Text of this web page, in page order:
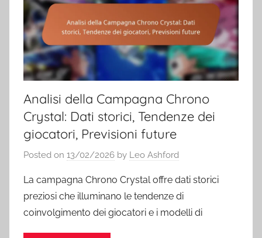
Analisi della Campagna Chrono
Crystal: Dati storici, Tendenze dei
giocatori, Previsioni future
Posted on 13/02/2026 by Leo Ashford
La campagna Chrono Crystal offre dati storici
preziosi che illuminano le tendenze di
coinvolgimento dei giocatori e i modelli di